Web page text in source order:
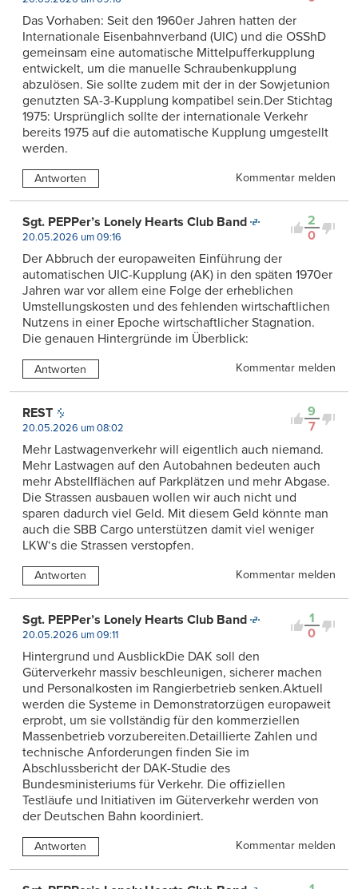
Das Vorhaben: Seit den 1960er Jahren hatten der
Internationale Eisenbahnverband (UIC) und die OSShD
gemeinsam eine automatische Mittelpufferkupplung
entwickelt, um die manuelle Schraubenkupplung
abzulösen. Sie sollte zudem mit der in der Sowjetunion
genutzten SA-3-Kupplung kompatibel sein.Der Stichtag
1975: Ursprünglich sollte der internationale Verkehr
bereits 1975 auf die automatische Kupplung umgestellt
werden.
Antworten Kommentar melden
2
0
Sgt. PEPPer’s Lonely Hearts Club Band
20.05.2026 um 09:16
Der Abbruch der europaweiten Einführung der
automatischen UIC-Kupplung (AK) in den späten 1970er
Jahren war vor allem eine Folge der erheblichen
Umstellungskosten und des fehlenden wirtschaftlichen
Nutzens in einer Epoche wirtschaftlicher Stagnation.
Die genauen Hintergründe im Überblick:
Antworten Kommentar melden
9
7
REST
20.05.2026 um 08:02
Mehr Lastwagenverkehr will eigentlich auch niemand.
Mehr Lastwagen auf den Autobahnen bedeuten auch
mehr Abstellflächen auf Parkplätzen und mehr Abgase.
Die Strassen ausbauen wollen wir auch nicht und
sparen dadurch viel Geld. Mit diesem Geld könnte man
auch die SBB Cargo unterstützen damit viel weniger
LKW‘s die Strassen verstopfen.
Antworten Kommentar melden
1
0
Sgt. PEPPer’s Lonely Hearts Club Band
20.05.2026 um 09:11
Hintergrund und AusblickDie DAK soll den
Güterverkehr massiv beschleunigen, sicherer machen
und Personalkosten im Rangierbetrieb senken.Aktuell
werden die Systeme in Demonstratorzügen europaweit
erprobt, um sie vollständig für den kommerziellen
Massenbetrieb vorzubereiten.Detaillierte Zahlen und
technische Anforderungen finden Sie im
Abschlussbericht der DAK-Studie des
Bundesministeriums für Verkehr. Die offiziellen
Testläufe und Initiativen im Güterverkehr werden von
der Deutschen Bahn koordiniert.
Antworten Kommentar melden